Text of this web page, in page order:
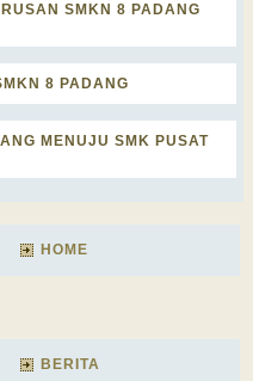
SMKN 8 PADANG
8 PADANG
MENUJU SMK PUSAT
HOME
BERITA